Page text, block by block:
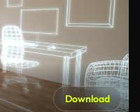
Download